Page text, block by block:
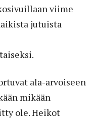
viime
jutuista
ala-arvoiseen
mikään
ole. Heikot